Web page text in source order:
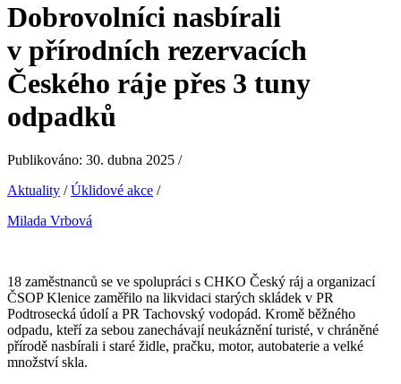
Dobrovolníci nasbírali
v přírodních rezervacích
Českého ráje přes 3 tuny
odpadků
Publikováno: 30. dubna 2025 /
Aktuality /Úklidové akce /
Milada Vrbová
18 zaměstnanců se ve spolupráci s CHKO Český ráj a organizací
ČSOP Klenice zaměřilo na likvidaci starých skládek v PR
Podtrosecká údolí a PR Tachovský vodopád. Kromě běžného
odpadu, kteří za sebou zanechávají neukáznění turisté, v chráněné
přírodě nasbírali i staré židle, pračku, motor, autobaterie a velké
množství skla.